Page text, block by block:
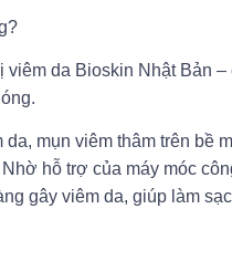
da Bioskin Nhật Bản –
mụn viêm thâm trên bề
hỗ trợ của máy móc
gây viêm da, giúp làm